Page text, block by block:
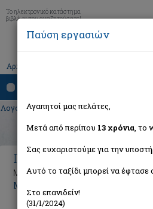
Το ηλεκτρονικό κατάστημα
βιβλίων που αναζητούσατε!
Αρχική
Λογοτεχνία>Ελληνική Λογοτεχνία
Πλωτά νησιά
Μυθιστόρημα
Μίγγας Δημήτρης
Παύση εργασιών
Αγαπητοί μας πελάτες,
Μετά από περίπου 13 χρόνια, το
Σας ευχαριστούμε για την
Αυτό το ταξίδι μπορεί να έφτασε
Στο επανιδείν!
(31/1/2024)